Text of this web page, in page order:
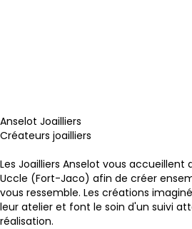
Anselot Joailliers
Créateurs joailliers
Les Joailliers Anselot vous accueillent
Uccle (Fort-Jaco) afin de créer
vous ressemble. Les créations
leur atelier et font le soin d'un suivi
réalisation.